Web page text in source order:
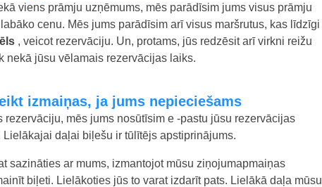
viens prāmju uzņēmums, mēs parādīsim jums visus prāmju
cenu. Mēs jums parādīsim arī visus maršrutus, kas līdzīgi
, veicot rezervāciju. Un, protams, jūs redzēsit arī virkni reižu
nekā jūsu vēlamais rezervācijas laiks.
izmaiņas, ja jums nepieciešams
mēs jums nosūtīsim e -pastu jūsu rezervācijas
daļai biļešu ir tūlītējs apstiprinājums.
sazināties ar mums, izmantojot mūsu ziņojumapmaiņas
biļeti. Lielākoties jūs to varat izdarīt pats. Lielākā daļa mūsu